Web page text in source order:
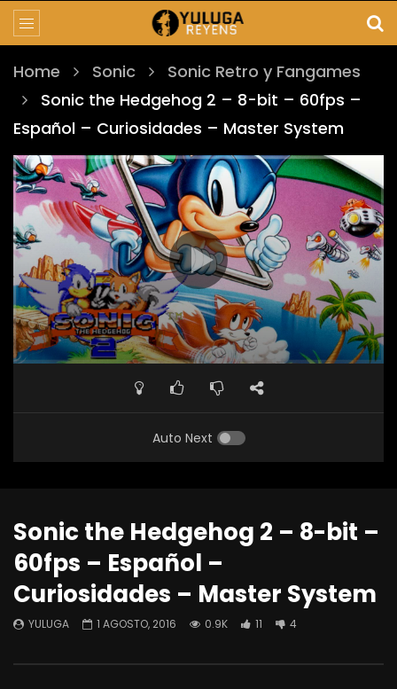
Home Sonic
Sonic Retro y Fangames
Sonic the Hedgehog 2 – 8-bit – 60fps –
Español – Curiosidades – Master System
Auto Next
Sonic the Hedgehog 2 – 8-bit –
60fps – Español –
Curiosidades – Master System
YULUGA 1 AGOSTO, 2016 0.9K 11 4